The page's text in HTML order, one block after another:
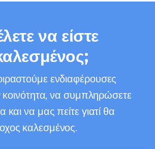
να είστε
ενδιαφέρουσες
κοινότητα, να συμπληρώσετε
να μας πείτε γιατί θα
καλεσμένος.